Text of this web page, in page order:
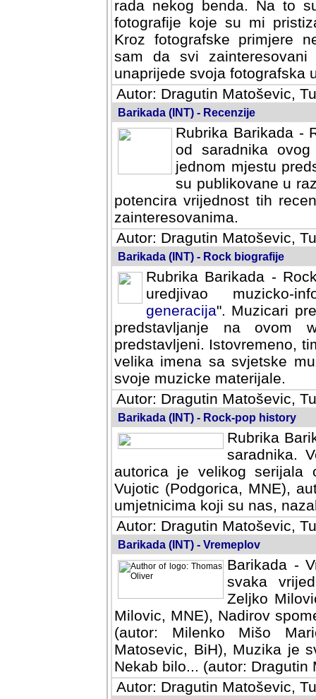
rada nekog benda. Na to
fotografije koje su mi
fotografske primjere
svi zainteresovani
svoja fotografska umijeca.
Autor: Dragutin Matoševic,
Barikada (INT) - Recenzije
Rubrika Barikada -
od saradnika
jednom mjestu
su publikovane u
potencira vrijednost tih
zainteresovanima.
Autor: Dragutin Matoševic,
Barikada (INT) - Rock biografije
Rubrika Barikada -
uredjivao muzicko-
Muzicari predstavljeni u
na ovom web portalu
Istovremeno, tim nacinom
sa svjetske muzicke scene
materijale.
Autor: Dragutin Matoševic,
Barikada (INT) - Rock-pop history
Rubrika
saradnika.
autorica je velikog serijala
Vujotic (Podgorica, MNE),
umjetnicima koji su nas,
Autor: Dragutin Matoševic,
Barikada (INT) - Vremeplov
Barikada -
svaka
Milovic,
MNE), Nadirov spomenar
Milenko Mišo Maric, UK),
Muzika je svirala (autor:
(autor: Dragutin Matosevic,
Autor: Dragutin Matoševic,